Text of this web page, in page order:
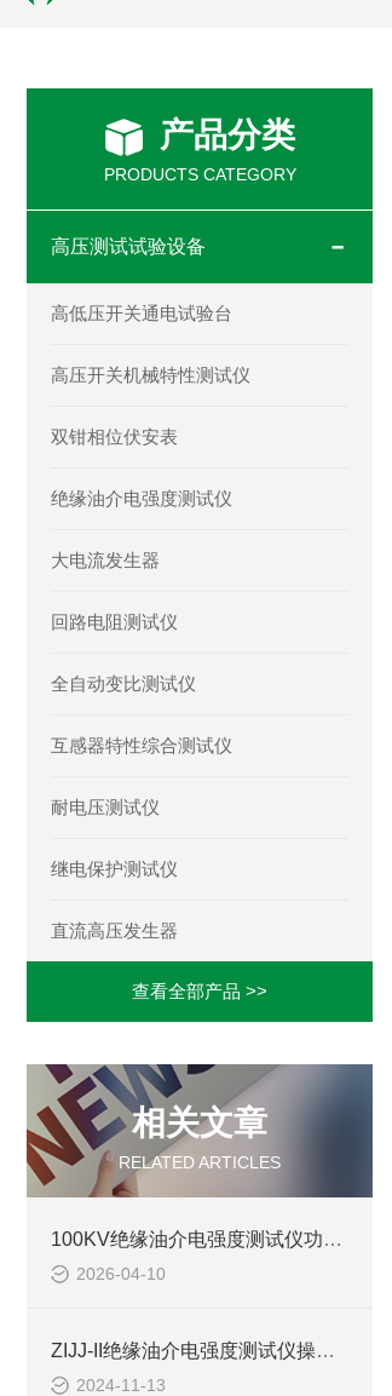
产品分类
PRODUCTS CATEGORY
高压测试试验设备
高低压开关通电试验台
高压开关机械特性测试仪
双钳相位伏安表
绝缘油介电强度测试仪
大电流发生器
回路电阻测试仪
全自动变比测试仪
互感器特性综合测试仪
耐电压测试仪
继电保护测试仪
直流高压发生器
查看全部产品 >>
相关文章
RELATED ARTICLES
100KV绝缘油介电强度测试仪功能介绍
2026-04-10
ZIJJ-II绝缘油介电强度测试仪操作步骤
2024-11-13